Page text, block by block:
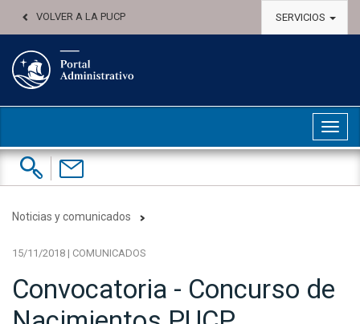
VOLVER A LA PUCP SERVICIOS
Buscar:
Contáctenos
Noticias y comunicados
15/11/2018 | COMUNICADOS
Convocatoria - Concurso de